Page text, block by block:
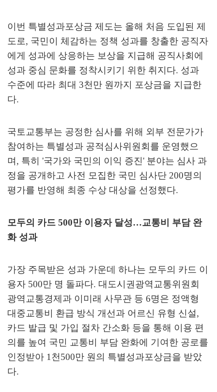
이번 특별성과포상금 제도는 올해 처음 도입된 제
도로, 국민이 체감하는 정책 성과를 창출한 공직자
에게 성과에 상응하는 보상을 지급해 공직사회에
성과 중심 문화를 정착시키기 위한 취지다. 성과
수준에 따라 최대 3천만 원까지 포상금을 지급한
다.
국토교통부는 공정한 심사를 위해 외부 전문가가
참여하는 특별성과 공적심사위원회를 운영했으
며 , 특히 '국가와 국민의 이익 증진' 분야는 심사 과
정을 공개하고 사전 모집한 국민 심사단 200명의
평가를 반영해 최종 수상 대상을 선정했다.
모두의 카드 500만 이용자 달성…교통비 부담 완
화 성과
가장 주목받은 성과 가운데 하나는 모두의 카드 이
용자 500만 명 돌파다. 대도시권광역교통위원회
광역교통경제과 이미래 사무관 등 6명은 정액형
대중교통비 환급 방식 개선과 어르신 유형 신설,
카드 발급 및 가입 절차 간소화 등을 통해 이용 편
의를 높여 국민 교통비 부담 완화에 기여한 공로를
인정받아 1천500만 원의 특별성과포상금을 받았
다.